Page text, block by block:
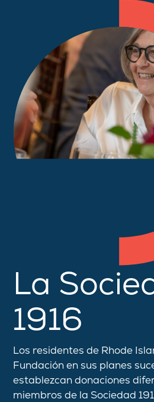
La
1916
Los residentes de Rhode
Fundación en sus planes
establezcan donaciones
miembros de la Sociedad